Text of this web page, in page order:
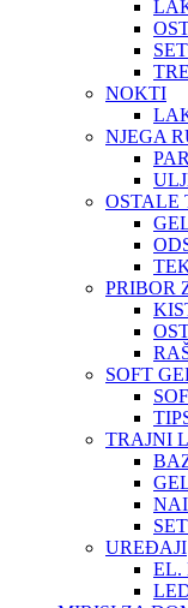
NOKTI
NJEGA
OSTALE
PRIBOR
SOFT
TRAJNI
UREĐAJI
EL.